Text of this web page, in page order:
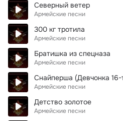
Северный ветер
Армейские песни
300 кг тротила
Армейские песни
Братишка из спецназа
Армейские песни
Снайперша (Девчонка 16-
Армейские песни
Детство золотое
Армейские песни